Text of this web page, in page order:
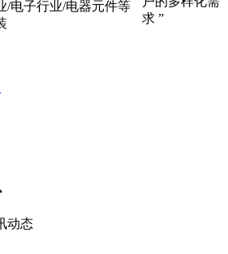
/电子行业/电器元件等
求 ”
动态